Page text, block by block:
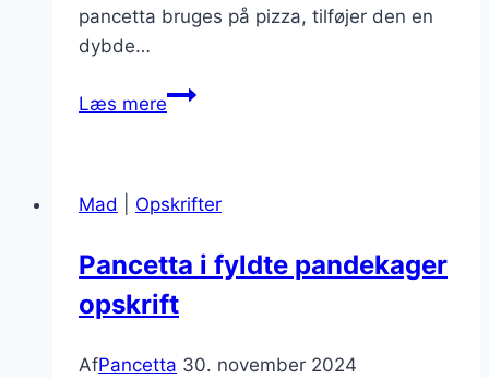
pancetta bruges på pizza, tilføjer den en
dybde…
Læs merePancetta
mozzarella
Mad Opskrifter
Pancetta i fyldte pandekager
opskrift
AfPancetta 30. november 2024